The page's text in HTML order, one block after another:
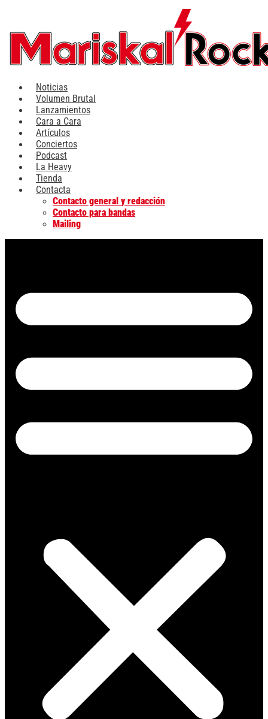
contenido
Noticias
Volumen Brutal
Lanzamientos
Cara a Cara
Artículos
Conciertos
Podcast
La Heavy
Tienda
Contacta
Contacto general y redacción
Contacto para bandas
Mailing